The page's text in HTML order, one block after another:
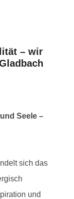
– wir
Seele –
sich das
und